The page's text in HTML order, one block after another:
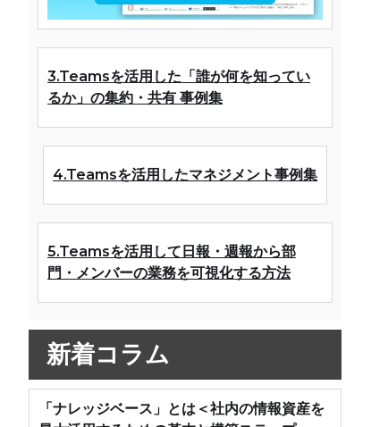
3.Teamsを活用した「誰が何を知ってい
るか」の集約・共有 事例集
4.Teamsを活用したマネジメント事例集
5.Teamsを活用して日報・週報から部
門・メンバーの業務を可視化する方法
新着コラム
「ナレッジベース」とは＜社内の情報資産を